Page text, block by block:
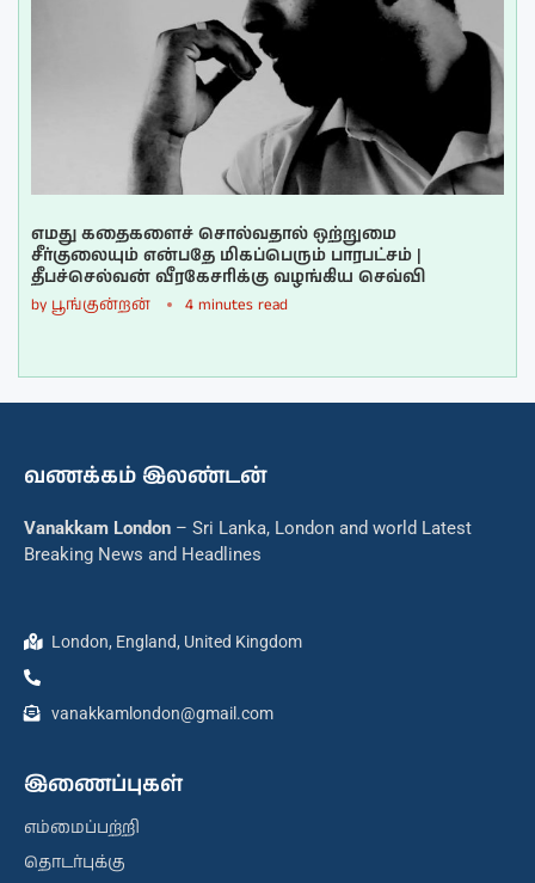
எமது கதைகளைச் சொல்வதால் ஒற்றுமை
சீர்குலையும் என்பதே மிகப்பெரும் பாரபட்சம் |
தீபச்செல்வன் வீரகேசரிக்கு வழங்கிய செவ்வி
by பூங்குன்றன் 4 minutes read
வணக்கம் இலண்டன்
Vanakkam London – Sri Lanka, London and world Latest
Breaking News and Headlines
London, England, United Kingdom
vanakkamlondon@gmail.com
இணைப்புகள்
எம்மைப்பற்றி
தொடர்புக்கு